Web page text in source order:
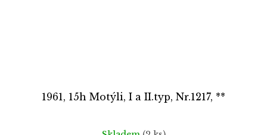
1961, 15h Motýli, I a II.typ, Nr.1217, **